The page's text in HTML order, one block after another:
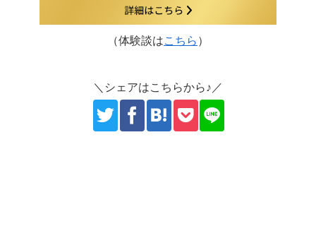
（体験談はこちら ）
＼シェアはこちらから♪／